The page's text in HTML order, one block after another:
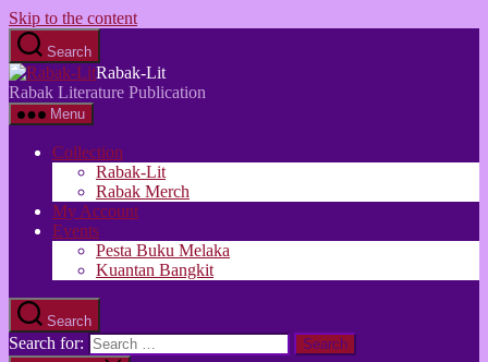
Skip to the content
Search
Rabak-Lit
Rabak Literature Publication
Menu
Collection
Rabak-Lit
Rabak Merch
My Account
Events
Pesta Buku Melaka
Kuantan Bangkit
Search
Search for: